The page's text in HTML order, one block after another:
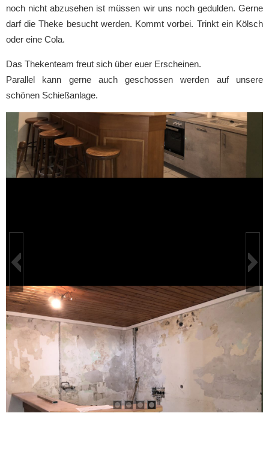
noch nicht abzusehen ist müssen wir uns noch gedulden. Gerne
darf die Theke besucht werden. Kommt vorbei. Trinkt ein Kölsch
oder eine Cola.
Das Thekenteam freut sich über euer Erscheinen.
Parallel kann gerne auch geschossen werden auf unsere
schönen Schießanlage.